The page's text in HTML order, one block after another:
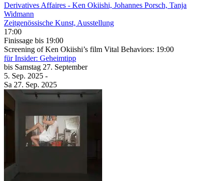
Derivatives Affaires - Ken Okiishi, Johannes Porsch, Tanja
Widmann
Zeitgenössische Kunst, Ausstellung
17:00
Finissage bis 19:00
Screening of Ken Okiishi’s film Vital Behaviors: 19:00
für Insider: Geheimtipp
bis Samstag 27. September
5. Sep. 2025 -
Sa 27. Sep. 2025